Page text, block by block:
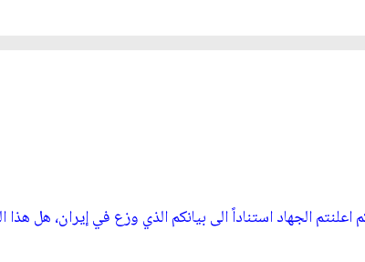
الجهاد استناداً الى بيانكم الذي وزع في إيران، هل